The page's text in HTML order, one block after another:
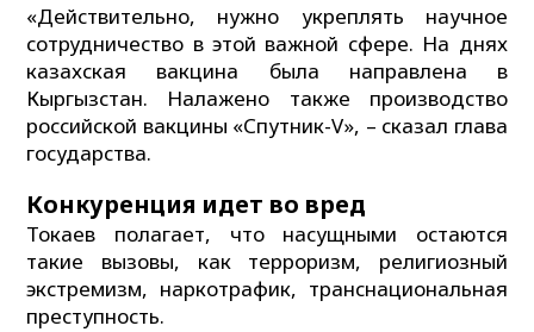
«Действительно, нужно укреплять научное
сотрудничество в этой важной сфере. На днях
казахская вакцина была направлена в
Кыргызстан. Налажено также производство
российской вакцины «Спутник-V», – сказал глава
государства.
Конкуренция идет во вред
Токаев полагает, что насущными остаются
такие вызовы, как терроризм, религиозный
экстремизм, наркотрафик, транснациональная
преступность.